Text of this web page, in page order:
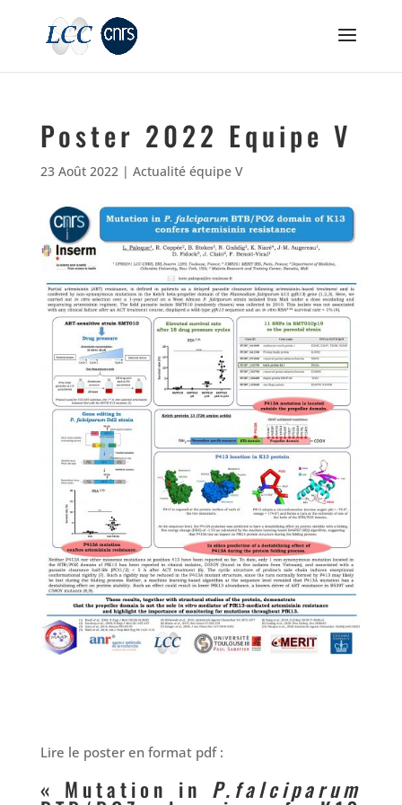
Poster 2022 Equipe V
23 Août 2022| Actualité équipe V
Lire le poster en format pdf :
« Mutation in P.falciparum